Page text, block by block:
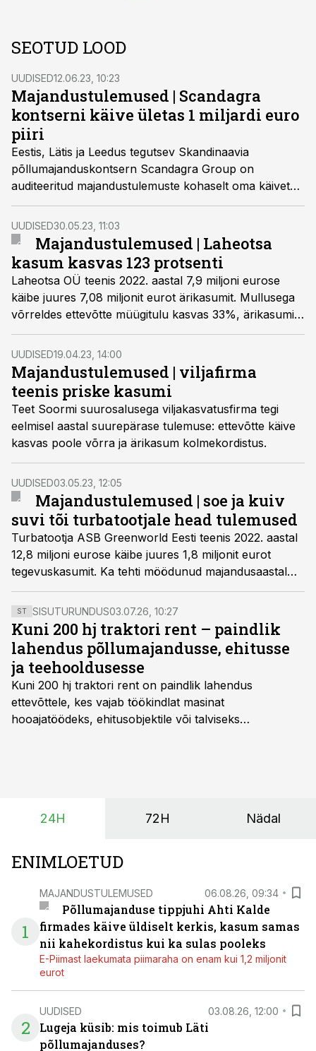
SEOTUD LOOD
UUDISED12.06.23, 10:23
Majandustulemused | Scandagra
kontserni käive ületas 1 miljardi euro
piiri
Eestis, Lätis ja Leedus tegutsev Skandinaavia
põllumajanduskontsern Scandagra Group on
auditeeritud majandustulemuste kohaselt oma käivet
2022. aastal peaaegu kahekordistanud, mis ulatub
nüüd üle 1 miljardi euro. Kaubandusmahud kasvasid
kõigis kolmes riigis 24%, ületades 2 miljoni tonni piiri.
UUDISED30.05.23, 11:03
Majandustulemused | Laheotsa
kasum kasvas 123 protsenti
Laheotsa OÜ teenis 2022. aastal 7,9 miljoni eurose
käibe juures 7,08 miljonit eurot ärikasumit. Mullusega
võrreldes ettevõtte müügitulu kasvas 33%, ärikasumi
kasv oli aga lausa 123%.
UUDISED19.04.23, 14:00
Majandustulemused | viljafirma
teenis priske kasumi
Teet Soormi suurosalusega viljakasvatusfirma tegi
eelmisel aastal suurepärase tulemuse: ettevõtte käive
kasvas poole võrra ja ärikasum kolmekordistus.
UUDISED03.05.23, 12:05
Majandustulemused | soe ja kuiv
suvi tõi turbatootjale head tulemused
Turbatootja ASB Greenworld Eesti teenis 2022. aastal
12,8 miljoni eurose käibe juures 1,8 miljonit eurot
tegevuskasumit. Ka tehti möödunud majandusaastal
mahukaid investeeringuid, seda 1,4 miljoni euro
ulatuses tehnoloogia parendamisesse.
ST SISUTURUNDUS03.07.26, 10:27
Kuni 200 hj traktori rent – paindlik
lahendus põllumajandusse, ehitusse
ja teehooldusesse
Kuni 200 hj traktori rent on paindlik lahendus
ettevõttele, kes vajab töökindlat masinat
hooajatöödeks, ehitusobjektile või talviseks
on suurim ning iga töötund on oluline.
24H 72H Nädal
ENIMLOETUD
1
MAJANDUSTULEMUSED 06.08.26, 09:34
Põllumajanduse tippjuhi Ahti Kalde
firmades käive üldiselt kerkis, kasum samas
nii kahekordistus kui ka sulas pooleks
E-Piimast laekumata piimaraha on enam kui 1,2 miljonit
eurot
2
UUDISED 03.08.26, 12:00
Lugeja küsib: mis toimub Läti
põllumajanduses?